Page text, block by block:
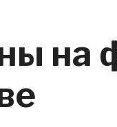
на